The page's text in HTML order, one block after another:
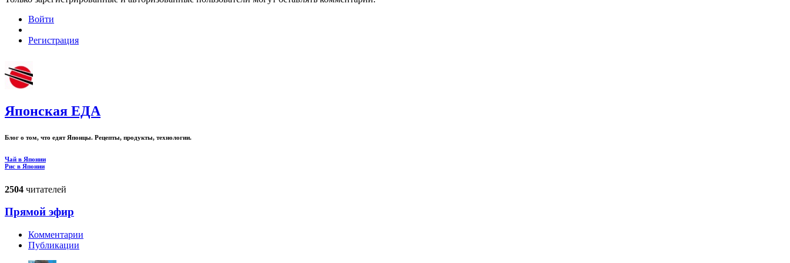
Войти
Регистрация
Японская ЕДА
Блог о том, что едят Японцы. Рецепты, продукты, технологии.
Чай в Японии
Рис в Японии
2504 читателей
Прямой эфир
Комментарии
Публикации